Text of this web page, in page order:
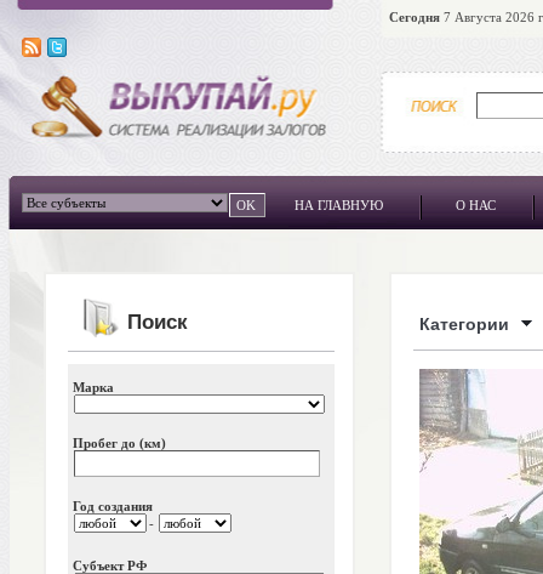
Сегодня 7 Августа 2026
НА ГЛАВНУЮ О НАС
Поиск
Марка
Пробег до (км)
Год создания
-
Субъект РФ
Категории